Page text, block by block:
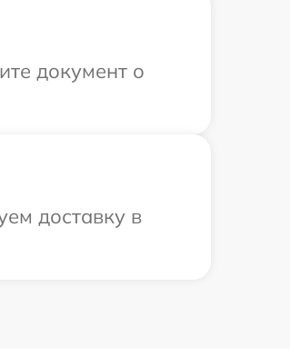
документ о
доставку в